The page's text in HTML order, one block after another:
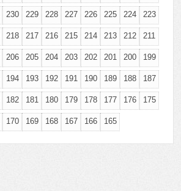
230 229 228 227 226 225 224 223
218 217 216 215 214 213 212 211
206 205 204 203 202 201 200 199
194 193 192 191 190 189 188 187
182 181 180 179 178 177 176 175
170 169 168 167 166 165